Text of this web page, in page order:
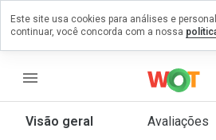
menu
Visão geral Avaliações
um
Este site usa cookies para análises e
continuar, você concorda com a nossa